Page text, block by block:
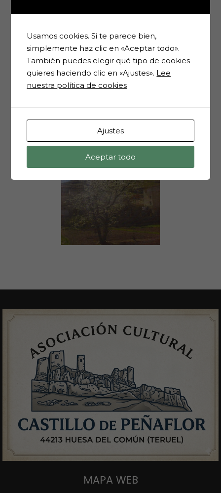
Nº 42 (Marzo de
2012)
2012)
MAPA WEB
Usamos cookies. Si te parece bien,
simplemente haz clic en «Aceptar todo».
También puedes elegir qué tipo de cookies
quieres haciendo clic en «Ajustes». Lee
nuestra política de cookies
Ajustes
Aceptar todo